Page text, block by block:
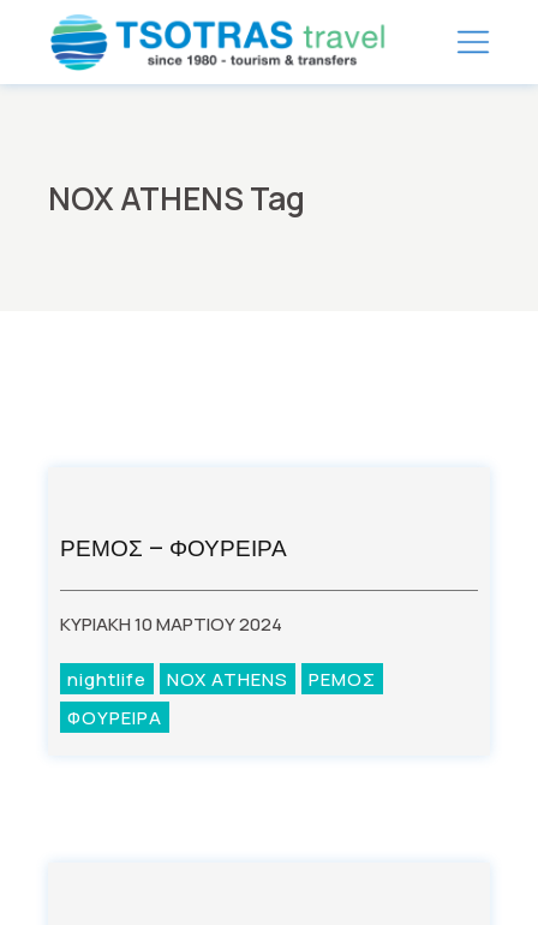
content
NOX ATHENS Tag
ΡΕΜΟΣ – ΦΟΥΡΕΙΡΑ
ΚΥΡΙΑΚΗ 10 ΜΑΡΤΙΟΥ 2024
nightlife NOX ATHENS
ΡΕΜΟΣ
ΦΟΥΡΕΙΡΑ